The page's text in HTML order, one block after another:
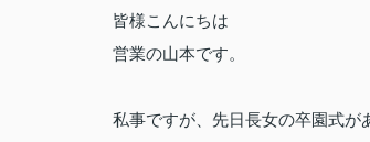
皆様こんにちは
営業の山本です。
私事ですが、先日長女の卒園式が